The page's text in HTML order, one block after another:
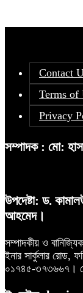
Contact
Terms of
Privacy
সম্পাদক : মো:
উপদেষ্টা: ড.
আহমেদ।
সম্পাদকীয় ও
ইনার সার্কুলার রোড,
০১৭৪৫-৩৭৩৬৬৭।